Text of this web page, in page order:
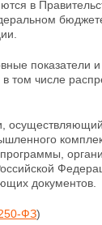
в
показатели
в том числе
документов.
ФЗ)